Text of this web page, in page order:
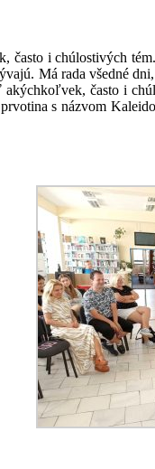
často i chúlostivých
Má rada všedné
často i
s názvom